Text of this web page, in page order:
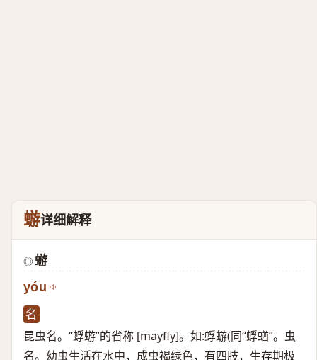
蝣详细解释
◎ 蝣
yóu
名
昆虫名。“蜉蝣”的省称 [mayfly]。如:蜉蝣(同“蜉蝤”。虫
名。幼虫生活在水中，成虫褐绿色，有四肢，生存期极